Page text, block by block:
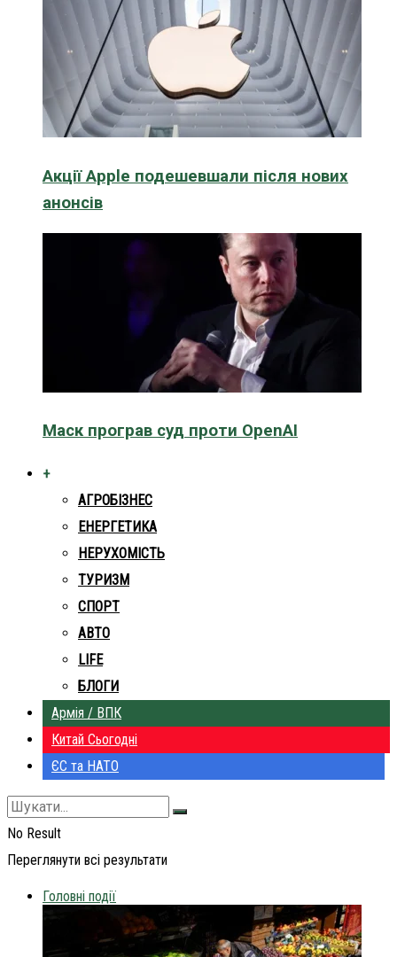
Акції Apple подешевшали після нових
анонсів
Маск програв суд проти OpenAI
+
АГРОБІЗНЕС
ЕНЕРГЕТИКА
НЕРУХОМІСТЬ
ТУРИЗМ
СПОРТ
АВТО
LIFE
БЛОГИ
Армія / ВПК
Китай Сьогодні
ЄС та НАТО
No Result
Переглянути всі результати
Головні події